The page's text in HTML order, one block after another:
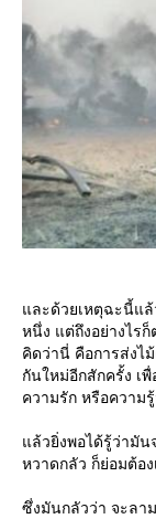
ละด้วยเหตุฉะนี้แล้
หนึ่ง แต่ถึงอย่างไร
คิดว่านี่ คือการส่งไ
กันใหม่อีกสักครั้ง เ
ความรัก หรือความ
ล้วยิ่งพอได้รู้ว่ามัน
หวาดกลัว ก็ย่อมต้อง
ซึ่งมันกลัวว่า จะลา